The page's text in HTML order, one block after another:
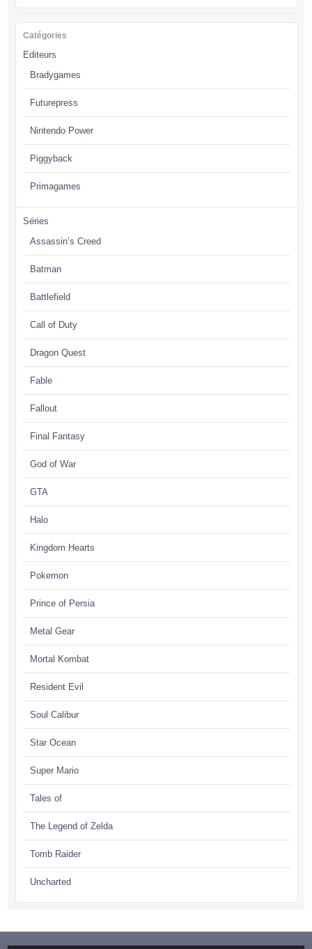
Catégories
Editeurs
Bradygames
Futurepress
Nintendo Power
Piggyback
Primagames
Séries
Assassin’s Creed
Batman
Battlefield
Call of Duty
Dragon Quest
Fable
Fallout
Final Fantasy
God of War
GTA
Halo
Kingdom Hearts
Pokemon
Prince of Persia
Metal Gear
Mortal Kombat
Resident Evil
Soul Calibur
Star Ocean
Super Mario
Tales of
The Legend of Zelda
Tomb Raider
Uncharted